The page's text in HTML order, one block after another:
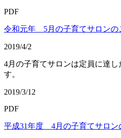
PDF
令和元年 5月の子育てサロンの
2019/4/2
4月の子育てサロンは定員に達し
す。
2019/3/12
PDF
平成31年度 4月の子育てサロン